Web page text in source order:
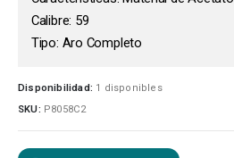
Calibre: 59
Tipo: Aro Completo
Disponibilidad: 1 disponibles
SKU: P8058C2